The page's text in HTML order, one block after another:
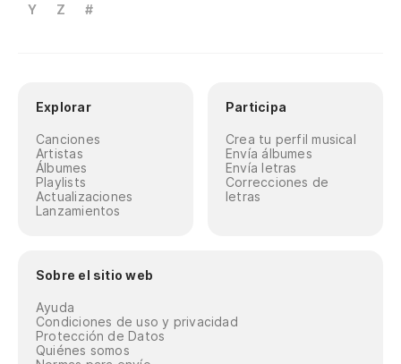
Y
Z #
Explorar
Canciones
Artistas
Álbumes
Playlists
Actualizaciones
Lanzamientos
Participa
Crea tu perfil musical
Envía álbumes
Envía letras
Correcciones de
letras
Sobre el sitio web
Ayuda
Condiciones de uso y privacidad
Protección de Datos
Quiénes somos